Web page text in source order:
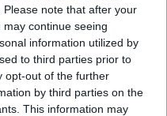
note that after your
continue seeing
information utilized by
to third parties prior to
opt-out of the further
by third parties on the
This information may
το
MSN